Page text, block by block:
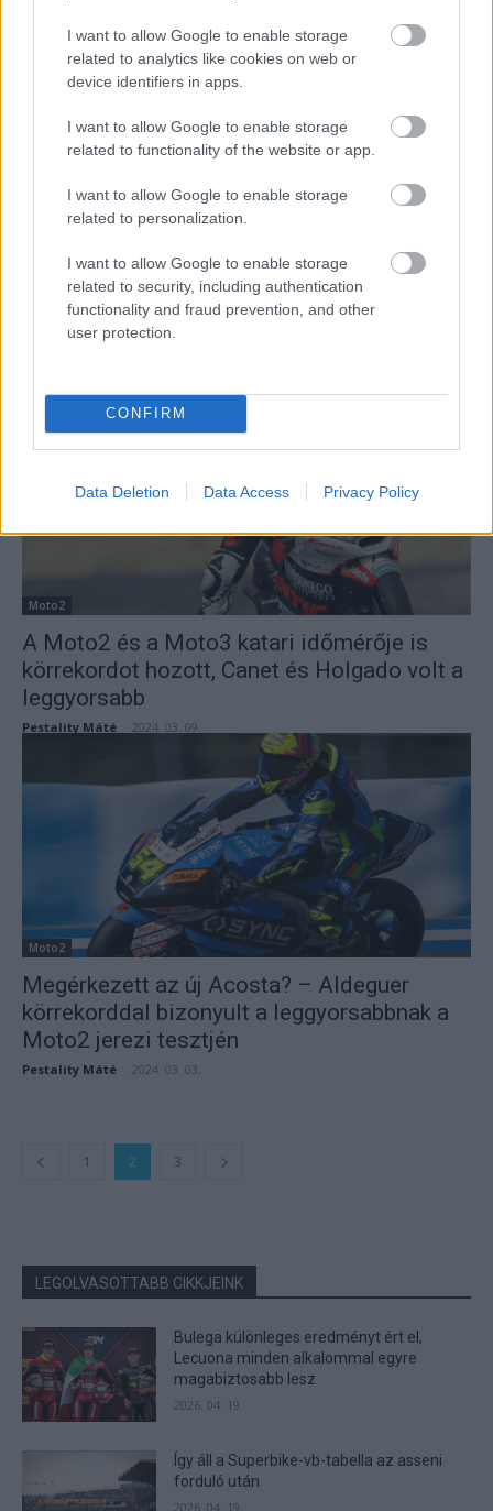
I want to allow Google to enable storage
related to analytics like cookies on web or
device identifiers in apps.
I want to allow Google to enable storage
related to functionality of the website or app.
I want to allow Google to enable storage
related to personalization.
I want to allow Google to enable storage
related to security, including authentication
functionality and fraud prevention, and other
user protection.
CONFIRM
Data Deletion Data Access Privacy Policy
meg a harmadik helyet
2024. 04. 14.
Canet győzelmét hozta a drámaian alakuló
Moto2
A Moto2 és a Moto3 katari időmérője is
körrekordot hozott, Canet és Holgado volt a
leggyorsabb
Pestality Máté 2024. 03. 09.
Moto2
Megérkezett az új Acosta? – Aldeguer
körrekorddal bizonyult a leggyorsabbnak a
Moto2 jerezi tesztjén
Pestality Máté 2024. 03. 03.
1 2 3
LEGOLVASOTTABB CIKKJEINK
Bulega különleges eredményt ért el,
Lecuona minden alkalommal egyre
magabiztosabb lesz
2026. 04. 19.
Így áll a Superbike-vb-tabella az asseni
forduló után
2026. 04. 19.